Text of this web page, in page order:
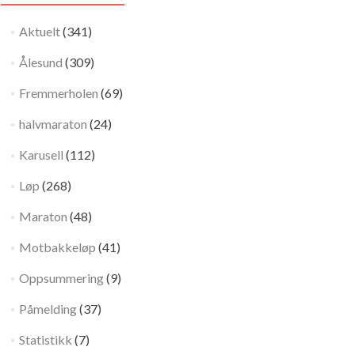
Aktuelt(341)
Ålesund (309)
Fremmerholen (69)
halvmaraton (24)
Karusell (112)
Løp (268)
Maraton (48)
Motbakkeløp (41)
Oppsummering(9)
Påmelding(37)
Statistikk (7)